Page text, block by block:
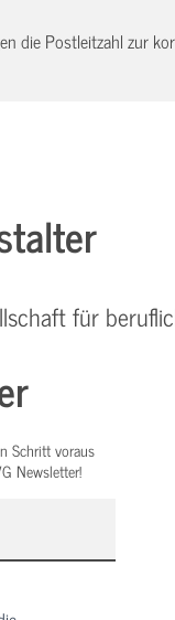
die Postleitzahl zur
für
Schritt voraus
Newsletter!